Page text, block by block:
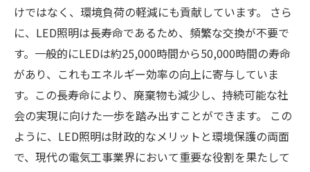
けではなく、環境負荷の軽減にも貢献しています。 さら
に、LED照明は長寿命であるため、頻繁な交換が不要で
す。一般的にLEDは約25,000時間から50,000時間の寿命
があり、これもエネルギー効率の向上に寄与していま
す。この長寿命により、廃棄物も減少し、持続可能な社
会の実現に向けた一歩を踏み出すことができます。 この
ように、LED照明は財政的なメリットと環境保護の両面
で、現代の電気工事業界において重要な役割を果たして